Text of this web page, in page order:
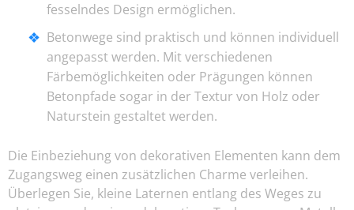
fesselndes Design ermöglichen.
Betonwege sind praktisch und können individuell
angepasst werden. Mit verschiedenen
Färbemöglichkeiten oder Prägungen können
Betonpfade sogar in der Textur von Holz oder
Naturstein gestaltet werden.
Die Einbeziehung von dekorativen Elementen kann dem
Zugangsweg einen zusätzlichen Charme verleihen.
Überlegen Sie, kleine Laternen entlang des Weges zu